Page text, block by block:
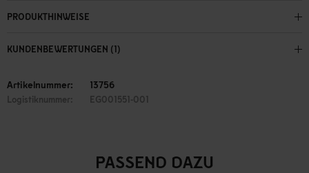
PRODUKTHINWEISE
KUNDENBEWERTUNGEN (1)
Artikelnummer: 13756
Logistiknummer: EG001551-001
PASSEND DAZU